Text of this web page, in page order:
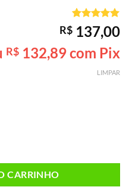
Avaliado
como 5de
5, com
baseado em
1
de cliente
R$ 137,00
R$ 132,89com Pix
LIMPAR
CARRINHO